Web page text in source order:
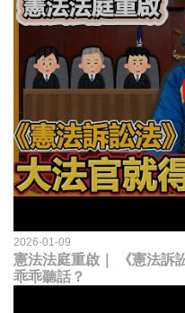
2026-01-09
憲法法庭重啟｜ 《憲法訴
乖乖聽話？